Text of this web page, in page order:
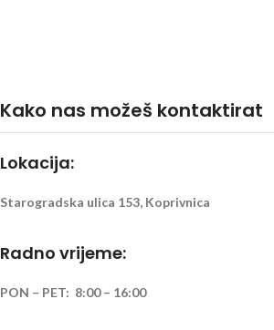
Kako nas možeš kontaktirat
Lokacija:
Starogradska ulica 153, Koprivnica
Radno vrijeme:
PON – PET: 8:00 – 16:00